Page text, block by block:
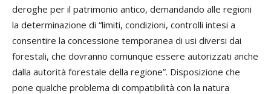
deroghe per il patrimonio antico, demandando alle regioni
la determinazione di “limiti, condizioni, controlli intesi a
consentire la concessione temporanea di usi diversi dai
forestali, che dovranno comunque essere autorizzati anche
dalla autorità forestale della regione”. Disposizione che
pone qualche problema di compatibilità con la natura